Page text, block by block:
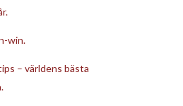
win.
– världens bästa